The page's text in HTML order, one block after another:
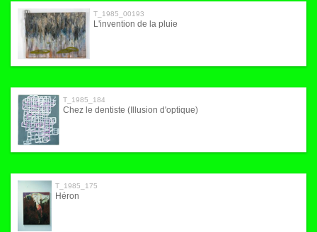
T_1985_00193
L'invention de la pluie
T_1985_184
Chez le dentiste (Illusion d'optique)
T_1985_175
Héron